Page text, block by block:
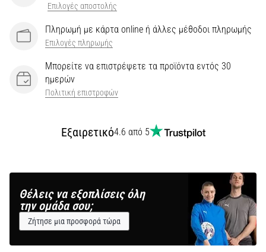
Επιλογές αποστολής
Πληρωμή με κάρτα online ή άλλες μέθοδοι πληρωμής
Επιλογές πληρωμής
Μπορείτε να επιστρέψετε τα προϊόντα εντός 30
ημερών
Πολιτική επιστροφών
Εξαιρετικό4.6 από 5
Θέλεις να εξοπλίσεις όλη
την ομάδα σου;
Ζήτησε μια προσφορά τώρα